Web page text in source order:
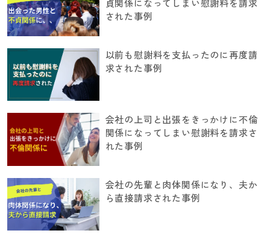
貞関係になってしまい慰謝料を請求
された事例
以前も慰謝料を支払ったのに再度請
求された事例
会社の上司と出張をきっかけに不倫
関係になってしまい慰謝料を請求さ
れた事例
会社の先輩と肉体関係になり、夫か
ら直接請求された事例